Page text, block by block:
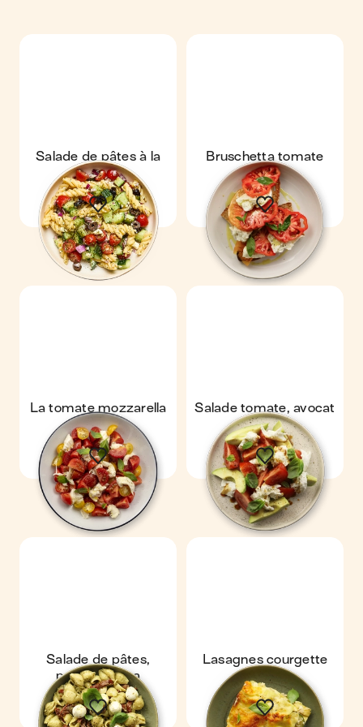
Salade de pâtes à la
grecque
Bruschetta tomate
mozza
La tomate mozzarella
Salade tomate, avocat
& mozza
Salade de pâtes,
pesto, mozza
Lasagnes courgette
ricotta